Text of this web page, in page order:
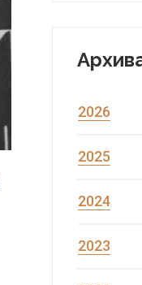
2026
2025
2024
2023